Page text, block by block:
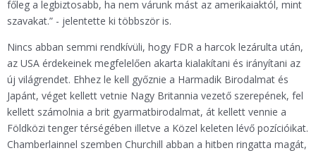
főleg a legbiztosabb, ha nem várunk mást az amerikaiaktól, mint
szavakat.” - jelentette ki többször is.
Nincs abban semmi rendkívüli, hogy FDR a harcok lezárulta után,
az USA érdekeinek megfelelően akarta kialakítani és irányítani az
új világrendet. Ehhez le kell győznie a Harmadik Birodalmat és
Japánt, véget kellett vetnie Nagy Britannia vezető szerepének, fel
kellett számolnia a brit gyarmatbirodalmat, át kellett vennie a
Földközi tenger térségében illetve a Közel keleten lévő pozícióikat.
Chamberlainnel szemben Churchill abban a hitben ringatta magát,